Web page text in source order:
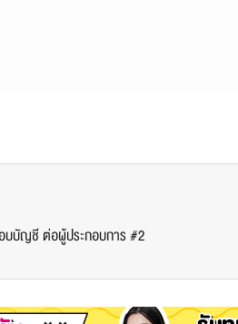
บบัญชี ต่อผู้ประกอบการ #2